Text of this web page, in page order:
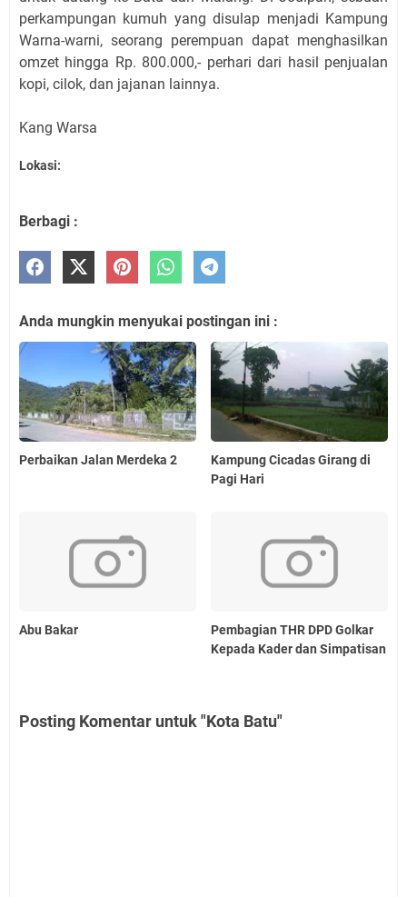
perkampungan kumuh yang disulap menjadi Kampung
Warna-warni, seorang perempuan dapat menghasilkan
omzet hingga Rp. 800.000,- perhari dari hasil penjualan
kopi, cilok, dan jajanan lainnya.
Kang Warsa
Lokasi:
Berbagi :
Anda mungkin menyukai postingan ini :
Perbaikan Jalan Merdeka 2
Kampung Cicadas Girang di
Pagi Hari
Abu Bakar
Pembagian THR DPD Golkar
Kepada Kader dan Simpatisan
Posting Komentar untuk "Kota Batu"